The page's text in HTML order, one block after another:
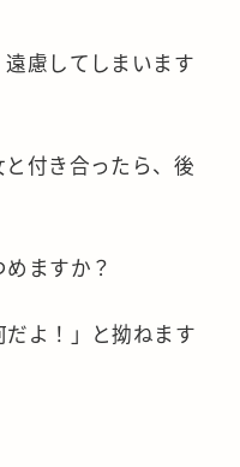
慮してしまいます
付き合ったら、後
ますか？
よ！」と拗ねます